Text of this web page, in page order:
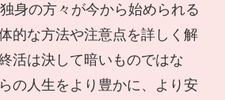
身の方々が今から始められる
的な方法や注意点を詳しく解
活は決して暗いものではな
の人生をより豊かに、より安